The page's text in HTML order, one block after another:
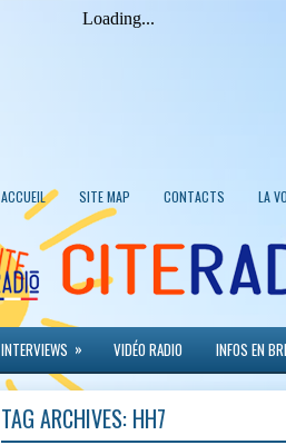
ACCUEIL SITE MAP CONTACTS LA
INTERVIEWS » VIDÉO RADIO INFOS EN
TAG ARCHIVES: HH7